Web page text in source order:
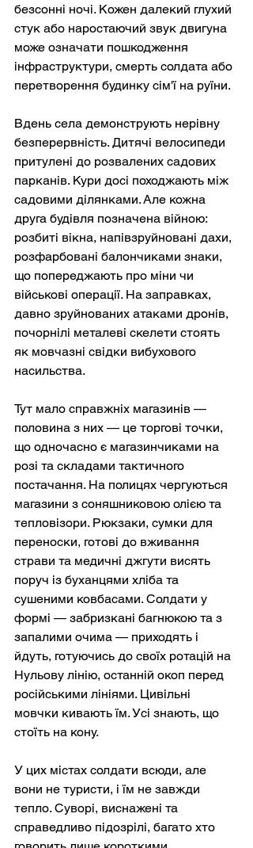
безсонні ночі. Кожен далекий глухий
стук або наростаючий звук двигуна
може означати пошкодження
інфраструктури, смерть солдата або
перетворення будинку сім'ї на руїни.
Вдень села демонструють нерівну
безперервність. Дитячі велосипеди
притулені до розвалених садових
парканів. Кури досі походжають між
садовими ділянками. Але кожна
друга будівля позначена війною:
розбиті вікна, напівзруйновані дахи,
розфарбовані балончиками знаки,
що попереджають про міни чи
військові операції. На заправках,
давно зруйнованих атаками дронів,
почорнілі металеві скелети стоять
як мовчазні свідки вибухового
насильства.
Тут мало справжніх магазинів —
половина з них — це торгові точки,
що одночасно є магазинчиками на
розі та складами тактичного
постачання. На полицях чергуються
магазини з соняшниковою олією та
тепловізори. Рюкзаки, сумки для
переноски, готові до вживання
страви та медичні джгути висять
поруч із буханцями хліба та
сушеними ковбасами. Солдати у
формі — забризкані багнюкою та з
запалими очима — приходять і
йдуть, готуючись до своїх ротацій на
Нульову лінію, останній окоп перед
російськими лініями. Цивільні
мовчки кивають їм. Усі знають, що
стоїть на кону.
У цих містах солдати всюди, але
вони не туристи, і їм не завжди
тепло. Суворі, виснажені та
справедливо підозрілі, багато хто